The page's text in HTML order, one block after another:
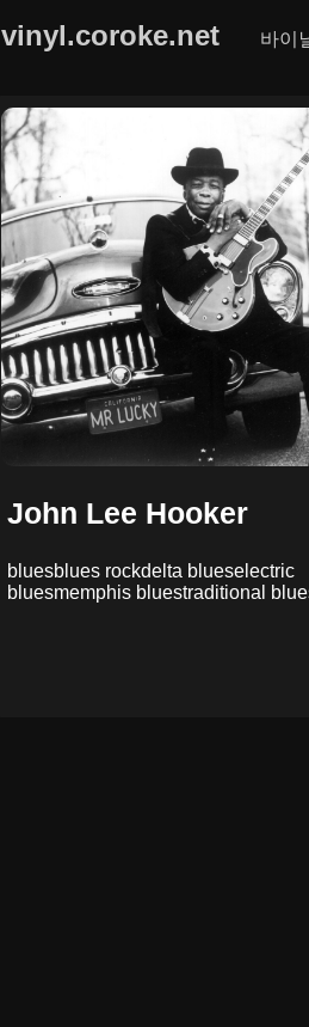
vinyl.coroke.net 바이
John Lee Hooker
bluesblues rockdelta blueselectric
bluesmemphis bluestraditional